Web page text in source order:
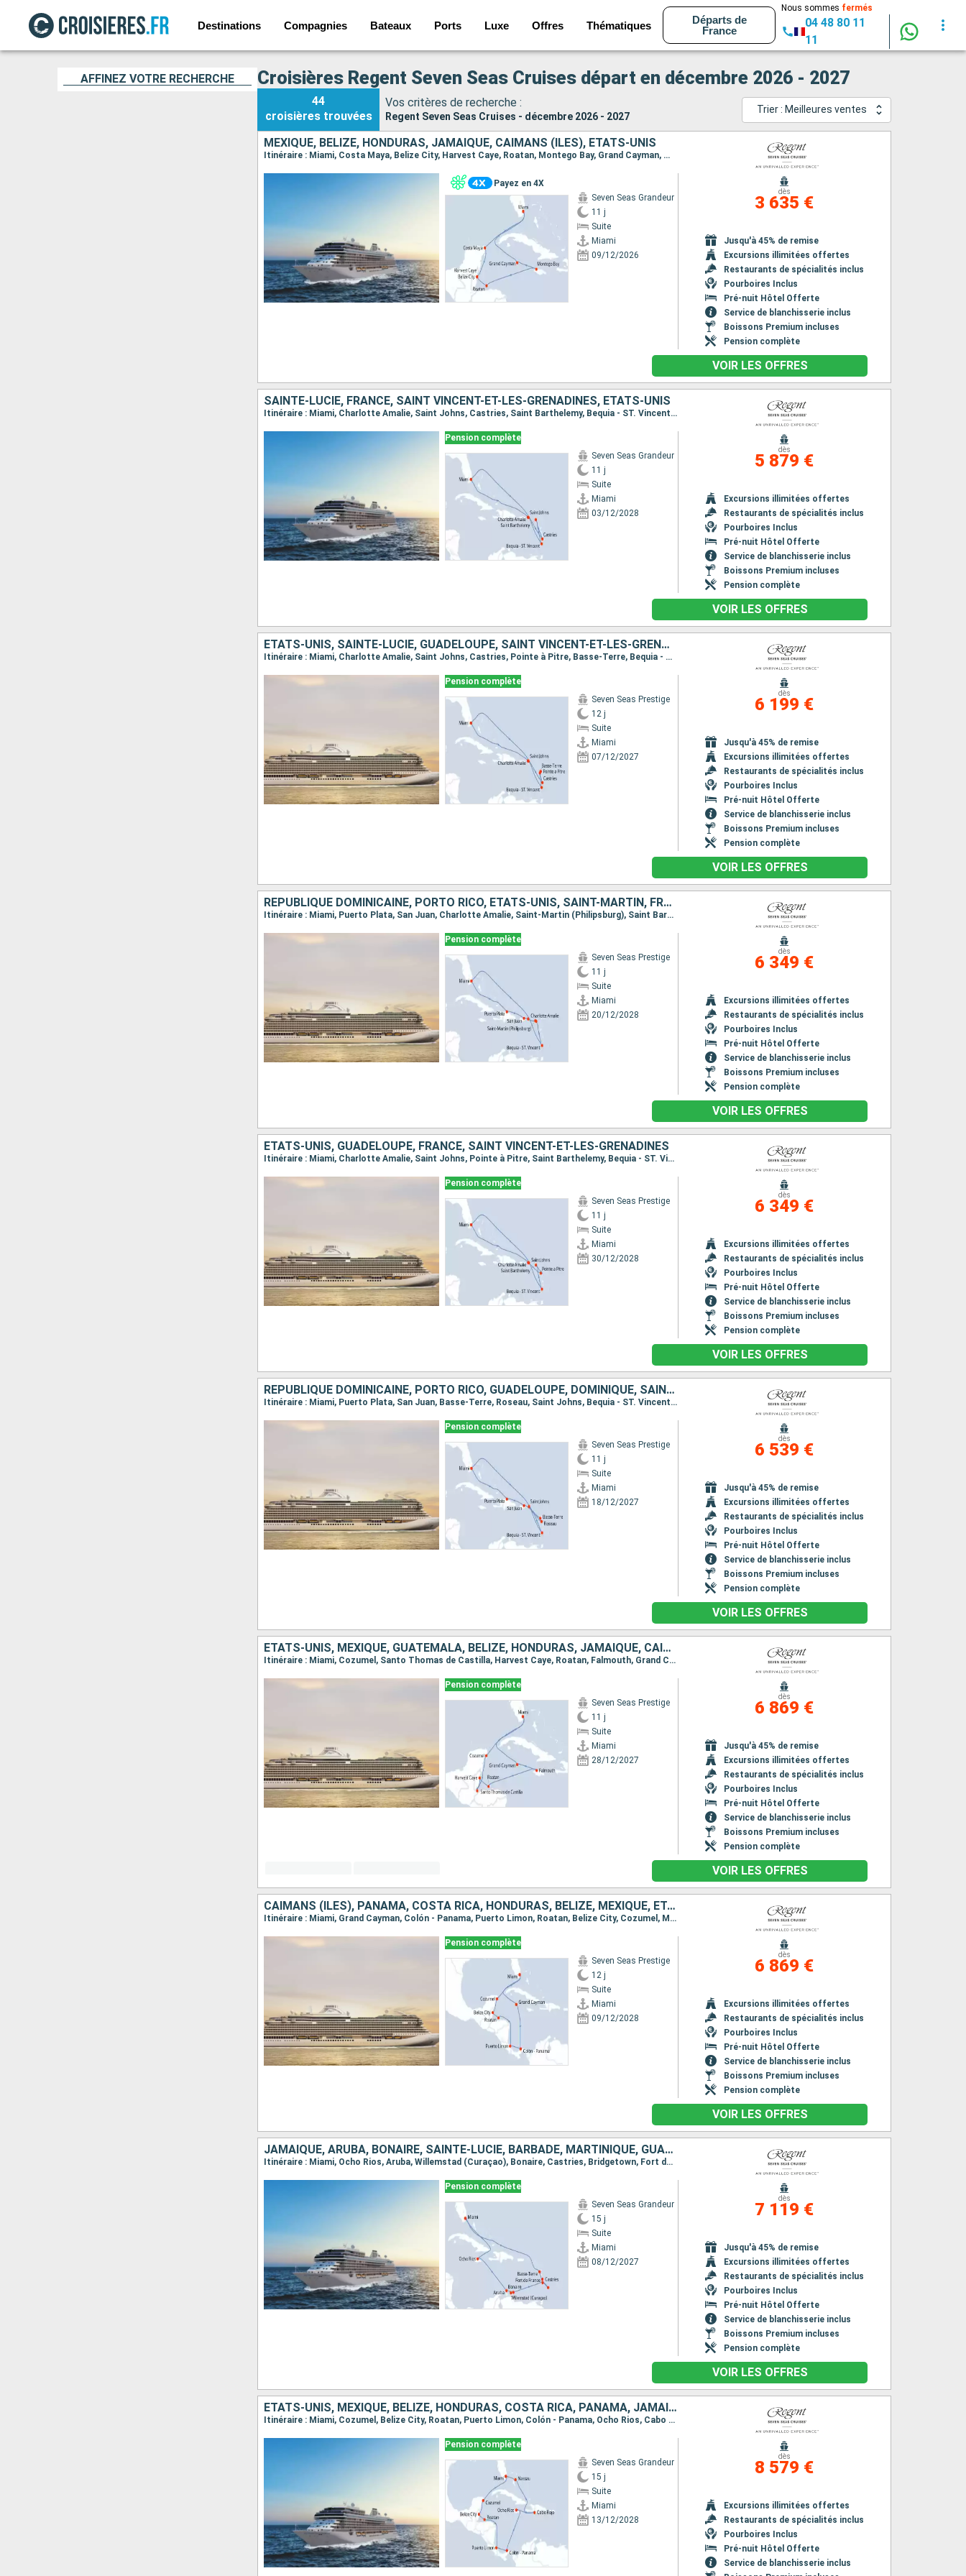
Destinations Compagnies Bateaux Ports Luxe Offres Thématiques
Départs de
France
Nous sommes fermés
04 48 80 11
11
AFFINEZ VOTRE RECHERCHE Croisières Regent Seven Seas Cruises départ en décembre 2026 - 2027
44
croisières trouvées
Vos critères de recherche :
Regent Seven Seas Cruises - décembre 2026 - 2027
Trier : Meilleures ventes
MEXIQUE, BELIZE, HONDURAS, JAMAÏQUE, CAÏMANS (ÎLES), ÉTATS-UNIS
Itinéraire : Miami, Costa Maya, Belize City, Harvest Caye, Roatan, Montego Bay, Grand Cayman, Miami
Payez en 4X
Seven Seas Grandeur
11 j
Suite
Miami
09/12/2026
dès
3 635 €
Jusqu'à 45% de remise
Excursions illimitées offertes
Restaurants de spécialités inclus
Pourboires Inclus
Pré-nuit Hôtel Offerte
Service de blanchisserie inclus
Boissons Premium incluses
Pension complète
VOIR LES OFFRES
SAINTE-LUCIE, FRANCE, SAINT VINCENT-ET-LES-GRENADINES, ÉTATS-UNIS
Itinéraire : Miami, Charlotte Amalie, Saint Johns, Castries, Saint Barthelemy, Bequia - ST. Vincent, Miami
Pension complète
Seven Seas Grandeur
11 j
Suite
Miami
03/12/2028
dès
5 879 €
Excursions illimitées offertes
Restaurants de spécialités inclus
Pourboires Inclus
Pré-nuit Hôtel Offerte
Service de blanchisserie inclus
Boissons Premium incluses
Pension complète
VOIR LES OFFRES
ÉTATS-UNIS, SAINTE-LUCIE, GUADELOUPE, SAINT VINCENT-ET-LES-GRENADINES
Itinéraire : Miami, Charlotte Amalie, Saint Johns, Castries, Pointe à Pitre, Basse-Terre, Bequia - ST. Vincent, Miami
Pension complète
Seven Seas Prestige
12 j
Suite
Miami
07/12/2027
dès
6 199 €
Jusqu'à 45% de remise
Excursions illimitées offertes
Restaurants de spécialités inclus
Pourboires Inclus
Pré-nuit Hôtel Offerte
Service de blanchisserie inclus
Boissons Premium incluses
Pension complète
VOIR LES OFFRES
RÉPUBLIQUE DOMINICAINE, PORTO RICO, ÉTATS-UNIS, SAINT-MARTIN, FRANCE, SAINT VINCENT-ET-LES-GRENADINES
Itinéraire : Miami, Puerto Plata, San Juan, Charlotte Amalie, Saint-Martin (Philipsburg), Saint Barthelemy, Bequia - ST. Vincent, Miami
Pension complète
Seven Seas Prestige
11 j
Suite
Miami
20/12/2028
dès
6 349 €
Excursions illimitées offertes
Restaurants de spécialités inclus
Pourboires Inclus
Pré-nuit Hôtel Offerte
Service de blanchisserie inclus
Boissons Premium incluses
Pension complète
VOIR LES OFFRES
ÉTATS-UNIS, GUADELOUPE, FRANCE, SAINT VINCENT-ET-LES-GRENADINES
Itinéraire : Miami, Charlotte Amalie, Saint Johns, Pointe à Pitre, Saint Barthelemy, Bequia - ST. Vincent, Miami
Pension complète
Seven Seas Prestige
11 j
Suite
Miami
30/12/2028
dès
6 349 €
Excursions illimitées offertes
Restaurants de spécialités inclus
Pourboires Inclus
Pré-nuit Hôtel Offerte
Service de blanchisserie inclus
Boissons Premium incluses
Pension complète
VOIR LES OFFRES
RÉPUBLIQUE DOMINICAINE, PORTO RICO, GUADELOUPE, DOMINIQUE, SAINT VINCENT-ET-LES-GRENADINES, ÉTATS-UNIS
Itinéraire : Miami, Puerto Plata, San Juan, Basse-Terre, Roseau, Saint Johns, Bequia - ST. Vincent, Miami
Pension complète
Seven Seas Prestige
11 j
Suite
Miami
18/12/2027
dès
6 539 €
Jusqu'à 45% de remise
Excursions illimitées offertes
Restaurants de spécialités inclus
Pourboires Inclus
Pré-nuit Hôtel Offerte
Service de blanchisserie inclus
Boissons Premium incluses
Pension complète
VOIR LES OFFRES
ÉTATS-UNIS, MEXIQUE, GUATEMALA, BELIZE, HONDURAS, JAMAÏQUE, CAÏMANS (ÎLES)
Itinéraire : Miami, Cozumel, Santo Thomas de Castilla, Harvest Caye, Roatan, Falmouth, Grand Cayman, Miami
Pension complète
Seven Seas Prestige
11 j
Suite
Miami
28/12/2027
dès
6 869 €
Jusqu'à 45% de remise
Excursions illimitées offertes
Restaurants de spécialités inclus
Pourboires Inclus
Pré-nuit Hôtel Offerte
Service de blanchisserie inclus
Boissons Premium incluses
Pension complète
VOIR LES OFFRES
CAÏMANS (ÎLES), PANAMA, COSTA RICA, HONDURAS, BELIZE, MEXIQUE, ÉTATS-UNIS
Itinéraire : Miami, Grand Cayman, Colón - Panama, Puerto Limon, Roatan, Belize City, Cozumel, Miami
Pension complète
Seven Seas Prestige
12 j
Suite
Miami
09/12/2028
dès
6 869 €
Excursions illimitées offertes
Restaurants de spécialités inclus
Pourboires Inclus
Pré-nuit Hôtel Offerte
Service de blanchisserie inclus
Boissons Premium incluses
Pension complète
VOIR LES OFFRES
JAMAÏQUE, ARUBA, BONAIRE, SAINTE-LUCIE, BARBADE, MARTINIQUE, GUADELOUPE, ÉTATS-UNIS
Itinéraire : Miami, Ocho Rios, Aruba, Willemstad (Curaçao), Bonaire, Castries, Bridgetown, Fort de France, Basse-Terre, Miami
Pension complète
Seven Seas Grandeur
15 j
Suite
Miami
08/12/2027
dès
7 119 €
Jusqu'à 45% de remise
Excursions illimitées offertes
Restaurants de spécialités inclus
Pourboires Inclus
Pré-nuit Hôtel Offerte
Service de blanchisserie inclus
Boissons Premium incluses
Pension complète
VOIR LES OFFRES
ÉTATS-UNIS, MEXIQUE, BELIZE, HONDURAS, COSTA RICA, PANAMA, JAMAÏQUE, RÉPUBLIQUE DOMINICAINE, BAHAMAS
Itinéraire : Miami, Cozumel, Belize City, Roatan, Puerto Limon, Colón - Panama, Ocho Rios, Cabo Rojo, Nassau, Miami
Pension complète
Seven Seas Grandeur
15 j
Suite
Miami
13/12/2028
dès
8 579 €
Excursions illimitées offertes
Restaurants de spécialités inclus
Pourboires Inclus
Pré-nuit Hôtel Offerte
Service de blanchisserie inclus